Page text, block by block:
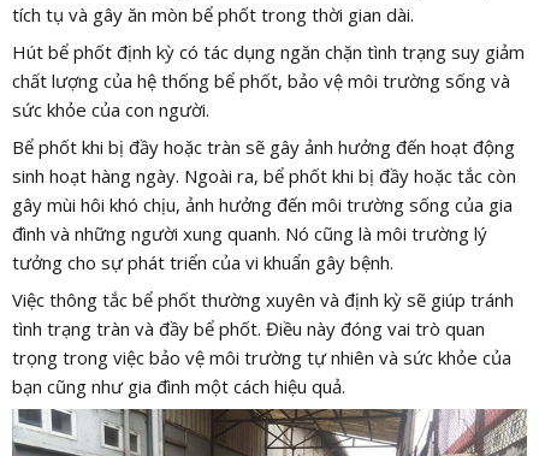
tích tụ và gây ăn mòn bể phốt trong thời gian dài.
Hút bể phốt định kỳ có tác dụng ngăn chặn tình trạng suy giảm
chất lượng của hệ thống bể phốt, bảo vệ môi trường sống và
sức khỏe của con người.
Bể phốt khi bị đầy hoặc tràn sẽ gây ảnh hưởng đến hoạt động
sinh hoạt hàng ngày. Ngoài ra, bể phốt khi bị đầy hoặc tắc còn
gây mùi hôi khó chịu, ảnh hưởng đến môi trường sống của gia
đình và những người xung quanh. Nó cũng là môi trường lý
tưởng cho sự phát triển của vi khuẩn gây bệnh.
Việc thông tắc bể phốt thường xuyên và định kỳ sẽ giúp tránh
tình trạng tràn và đầy bể phốt. Điều này đóng vai trò quan
trọng trong việc bảo vệ môi trường tự nhiên và sức khỏe của
bạn cũng như gia đình một cách hiệu quả.